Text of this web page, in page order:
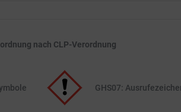
nach CLP-Verordnung
GHS07: